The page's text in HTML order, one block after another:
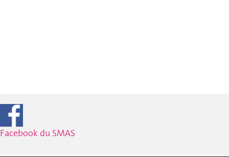
Facebook du SMAS